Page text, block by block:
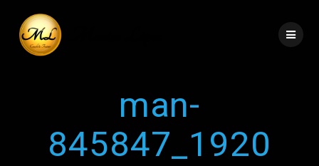
man-
845847_1920